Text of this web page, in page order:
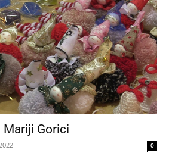
Gorici
0